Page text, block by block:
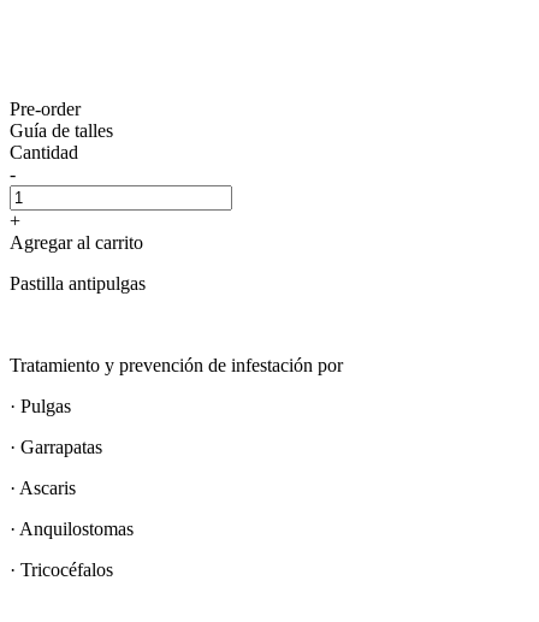
Pre-order
Guía de talles
Cantidad
-
+
Agregar al carrito
Pastilla antipulgas
Tratamiento y prevención de infestación por
· Pulgas
· Garrapatas
· Ascaris
· Anquilostomas
· Tricocéfalos